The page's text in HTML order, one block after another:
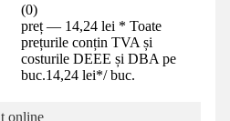
(0)
preț — 14,24 lei * Toate
prețurile conțin TVA și
costurile DEEE și DBA pe
buc.14,24 lei*/ buc.
online